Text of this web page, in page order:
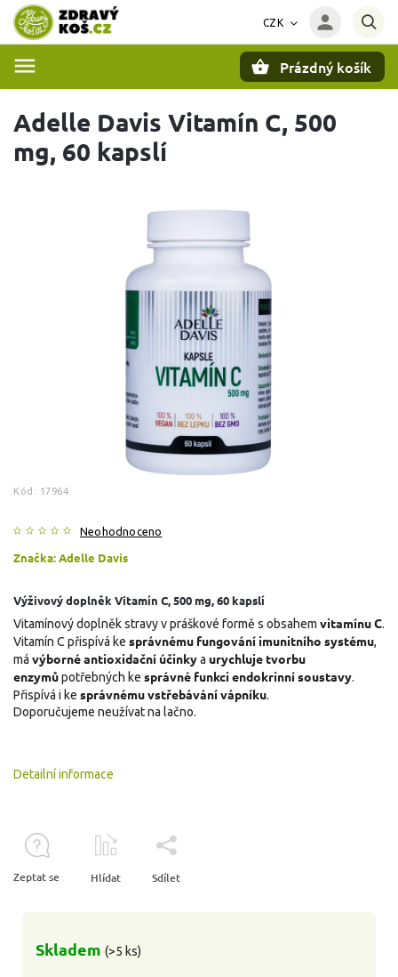
CZK
Prázdný košík
Adelle Davis Vitamín C, 500
mg, 60 kapslí
Kód: 17964
Neohodnoceno
Značka:Adelle Davis
Skladem (>5 ks)
Výživový doplněk Vitamín C, 500 mg, 60 kapslí
Vitamínový doplněk stravy v práškové formě s obsahem vitamínu C.
Vitamín C přispívá ke správnému fungování imunitního systému,
má výborné antioxidační účinkya urychluje tvorbu
enzymůpotřebných ke správné funkci endokrinní soustavy.
Přispívá i ke správnému vstřebávání vápníku.
Doporučujeme neužívat na lačno.
Detailní informace
Zeptat se Hlídat Sdílet